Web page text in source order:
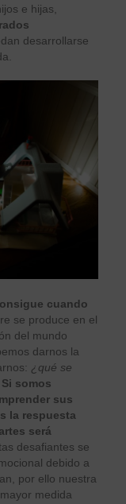
e hijas,
desarrollarse
cuando
se produce en el
del mundo
darnos la
¿qué se
Si somos
sus
la respuesta
será
desafiantes se
debido a
por ello nuestra
medida